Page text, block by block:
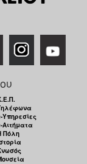
Υπηρεσίες
Αιτήματα
Πόλη